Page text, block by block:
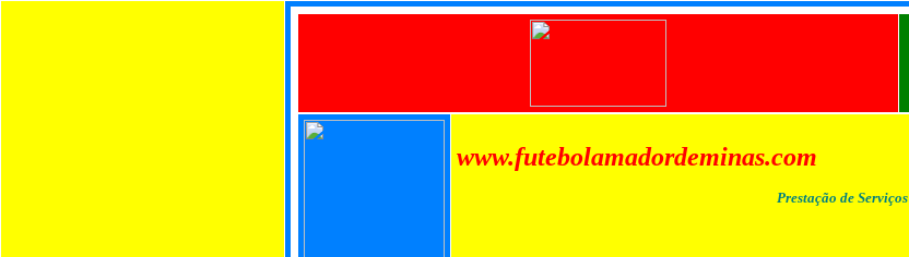
www.futebolamadordeminas.com
Prestação de Serviços